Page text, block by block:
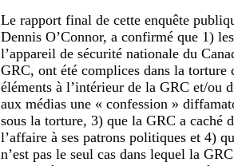
Le rapport final de cette enquête
Dennis O’Connor, a confirmé que 1)
l’appareil de sécurité nationale du
GRC, ont été complices dans la torture
éléments à l’intérieur de la GRC et/ou
aux médias une « confession »
sous la torture, 3) que la GRC a caché
l’affaire à ses patrons politiques et 4)
n’est pas le seul cas dans lequel la